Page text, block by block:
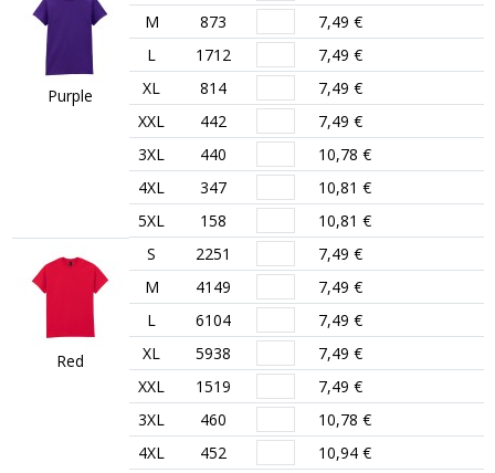
Purple
M
873
7,49 €
L
1712
7,49 €
XL
814
7,49 €
XXL
442
7,49 €
3XL
440
10,78 €
4XL
347
10,81 €
5XL
158 10,81 €
Red
S 2251
7,49 €
M
4149
7,49 €
L
6104
7,49 €
XL
5938
7,49 €
XXL
1519
7,49 €
3XL
460
10,78 €
4XL
452
10,94 €